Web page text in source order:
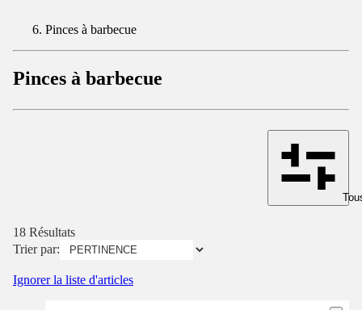
Pinces à barbecue
Pinces à barbecue
18 Résultats
Trier par:
Ignorer la liste d'articles